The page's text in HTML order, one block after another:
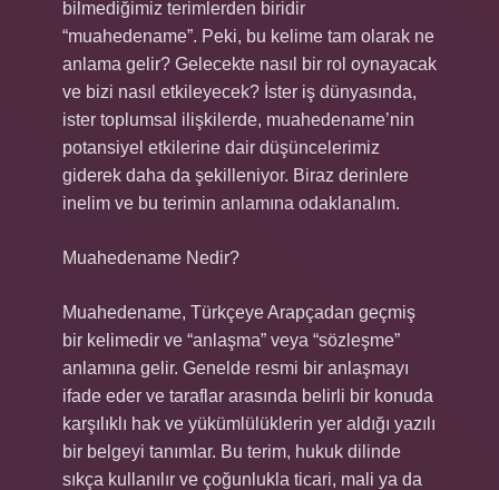
bilmediğimiz terimlerden biridir
“muahedename”. Peki, bu kelime tam olarak ne
anlama gelir? Gelecekte nasıl bir rol oynayacak
ve bizi nasıl etkileyecek? İster iş dünyasında,
ister toplumsal ilişkilerde, muahedename’nin
potansiyel etkilerine dair düşüncelerimiz
giderek daha da şekilleniyor. Biraz derinlere
inelim ve bu terimin anlamına odaklanalım.
Muahedename Nedir?
Muahedename, Türkçeye Arapçadan geçmiş
bir kelimedir ve “anlaşma” veya “sözleşme”
anlamına gelir. Genelde resmi bir anlaşmayı
ifade eder ve taraflar arasında belirli bir konuda
karşılıklı hak ve yükümlülüklerin yer aldığı yazılı
bir belgeyi tanımlar. Bu terim, hukuk dilinde
sıkça kullanılır ve çoğunlukla ticari, mali ya da